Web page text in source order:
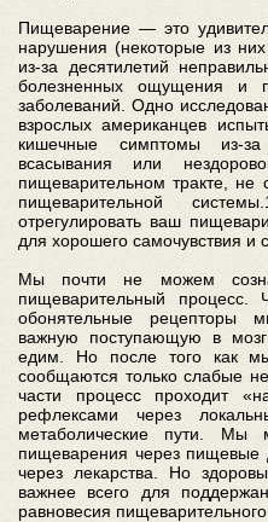
Пищеварение — это
нарушения (некоторые из них
из-за десятилетий
болезненных ощущения и
заболеваний. Одно
взрослых американцев
кишечные симптомы из-за
всасывания или
пищеварительном тракте, не
пищеварительной
отрегулировать ваш
для хорошего самочувствия и
Мы почти не можем
пищеварительный
обонятельные рецепторы
важную поступающую в
едим. Но после того как
сообщаются только слабые
части процесс проходит
рефлексами через
метаболические пути. Мы
пищеварения через пищевые
через лекарства. Но
важнее всего для
равновесия пищеварительного